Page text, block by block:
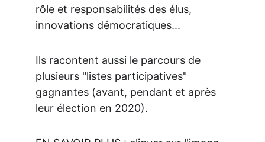
rôle et responsabilités des élus,
innovations démocratiques...
Ils racontent aussi le parcours de
plusieurs "listes participatives"
gagnantes (avant, pendant et après
leur élection en 2020).